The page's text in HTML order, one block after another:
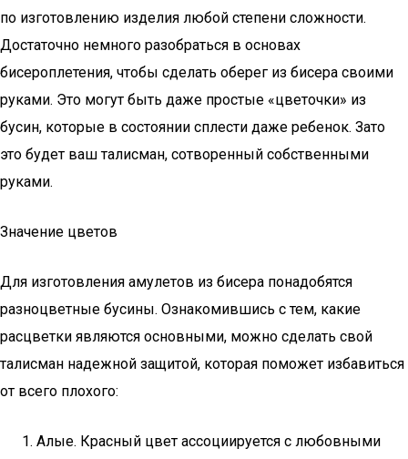
по изготовлению изделия любой степени сложности.
Достаточно немного разобраться в основах
бисероплетения, чтобы сделать оберег из бисера своими
руками. Это могут быть даже простые «цветочки» из
бусин, которые в состоянии сплести даже ребенок. Зато
это будет ваш талисман, сотворенный собственными
руками.
Значение цветов
Для изготовления амулетов из бисера понадобятся
разноцветные бусины. Ознакомившись с тем, какие
расцветки являются основными, можно сделать свой
талисман надежной защитой, которая поможет избавиться
от всего плохого:
Алые. Красный цвет ассоциируется с любовными